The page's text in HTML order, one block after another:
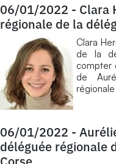
06/01/2022 - Clara
régionale de la
Clara
de la
compter
de
06/01/2022 -
déléguée régionale